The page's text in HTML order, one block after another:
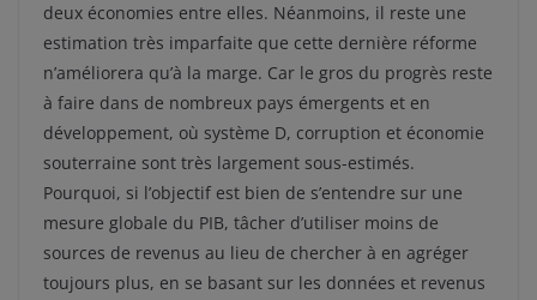
deux économies entre elles. Néanmoins, il reste une
estimation très imparfaite que cette dernière réforme
n’améliorera qu’à la marge. Car le gros du progrès reste
à faire dans de nombreux pays émergents et en
développement, où système D, corruption et économie
souterraine sont très largement sous-estimés.
Pourquoi, si l’objectif est bien de s’entendre sur une
mesure globale du PIB, tâcher d’utiliser moins de
sources de revenus au lieu de chercher à en agréger
toujours plus, en se basant sur les données et revenus